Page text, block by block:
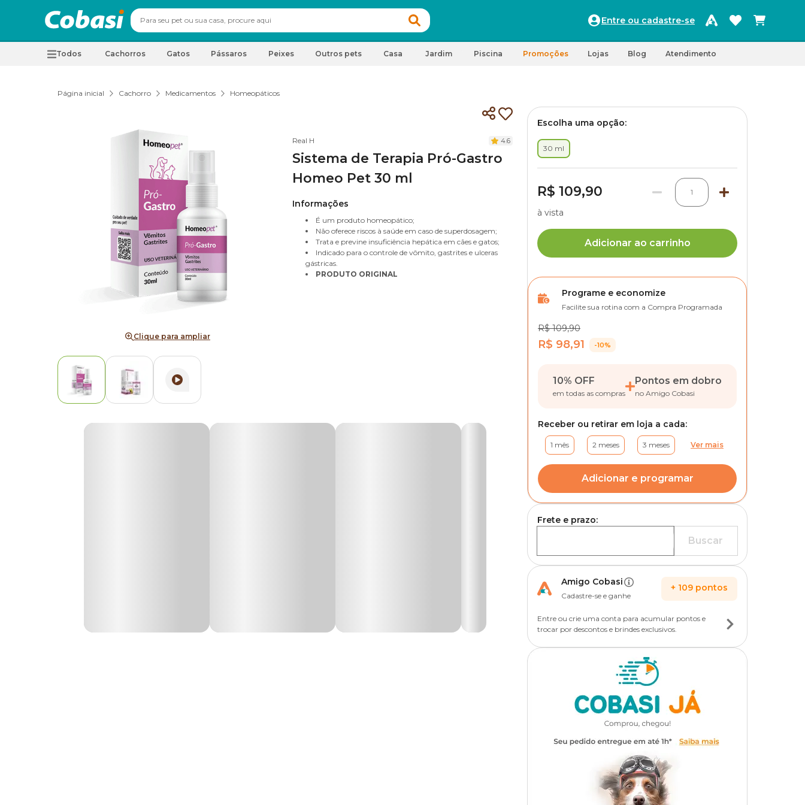
Entre ou cadastre-se
Todos Cachorros Gatos Pássaros Peixes Outros pets Casa Jardim Piscina Promoções Lojas Blog Atendimento
Página inicial Cachorro Medicamentos Homeopáticos
Clique para ampliar
Real H 4.6
Sistema de Terapia Pró-Gastro
Homeo Pet 30 ml
Informações
É um produto homeopático;
Não oferece riscos à saúde em caso de superdosagem;
Trata e previne insuficiência hepática em cães e gatos;
Indicado para o controle de vômito, gastrites e ulceras
gástricas.
PRODUTO ORIGINAL
Escolha uma opção:
30 ml
R$ 109,90 1
à vista
Adicionar ao carrinho
Programe e economize
Facilite sua rotina com a Compra Programada
R$ 109,90
R$ 98,91 -10%
10% OFF
em todas as compras
Pontos em dobro
no Amigo Cobasi
Receber ou retirar em loja a cada:
1 mês 2 meses 3 meses Ver mais
Adicionar e programar
Frete e prazo:
Buscar
Amigo Cobasi
Cadastre-se e ganhe
+ 109 pontos
Entre ou crie uma conta para acumular pontos e
trocar por descontos e brindes exclusivos.